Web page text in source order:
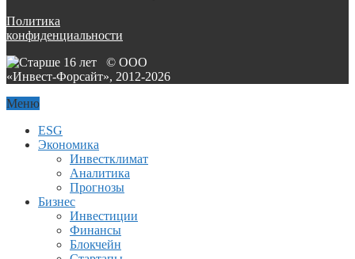
Политика
конфиденциальности
© ООО
«Инвест-Форсайт», 2012-2026
Меню
ESG
Экономика
Инвестклимат
Аналитика
Прогнозы
Бизнес
Инвестиции
Финансы
Блокчейн